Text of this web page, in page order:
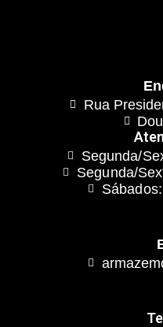
Rua
Segunda/
Segunda/